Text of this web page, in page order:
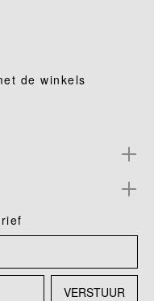
de winkels
VERSTUUR